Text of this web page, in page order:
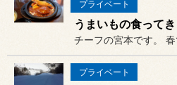
プライベート
うまいもの食って
チーフの宮本です。 春
プライベート